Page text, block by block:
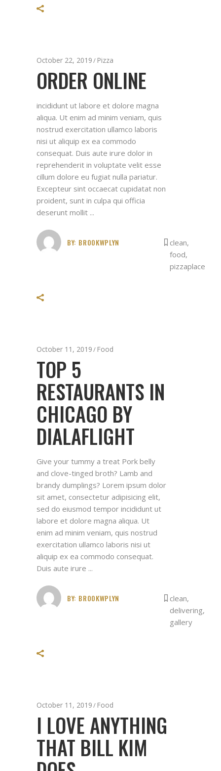
October 22, 2019 Pizza
ORDER ONLINE
incididunt ut labore et dolore magna
aliqua. Ut enim ad minim veniam, quis
nostrud exercitation ullamco laboris
nisi ut aliquip ex ea commodo
consequat. Duis aute irure dolor in
reprehenderit in voluptate velit esse
cillum dolore eu fugiat nulla pariatur.
Excepteur sint occaecat cupidatat non
proident, sunt in culpa qui officia
deserunt mollit
BY: BROOKWPLYN clean,
food,
pizzaplace
October 11, 2019 Food
TOP 5
RESTAURANTS IN
CHICAGO BY
DIALAFLIGHT
Give your tummy a treat Pork belly
and clove-tinged broth? Lamb and
brandy dumplings? Lorem ipsum dolor
sit amet, consectetur adipisicing elit,
sed do eiusmod tempor incididunt ut
labore et dolore magna aliqua. Ut
enim ad minim veniam, quis nostrud
exercitation ullamco laboris nisi ut
aliquip ex ea commodo consequat.
Duis aute irure
BY: BROOKWPLYN clean,
delivering,
gallery
October 11, 2019 Food
I LOVE ANYTHING
THAT BILL KIM